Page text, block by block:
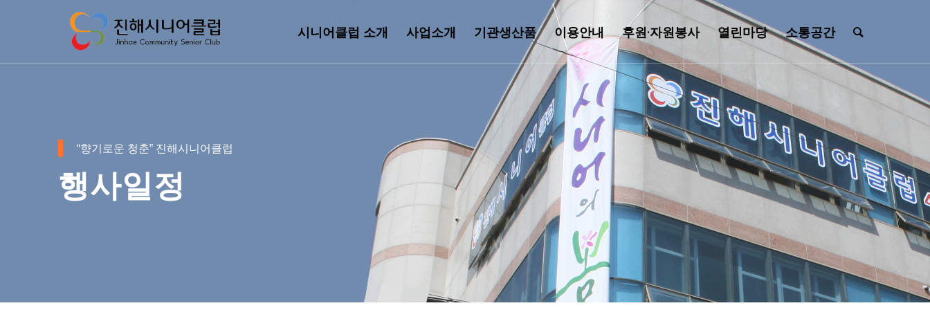
시니어클럽 소개 사업소개 기관생산품 이용안내 후원·자원봉사 열린마당 소통공간
“향기로운 청춘” 진해시니어클럽
행사일정